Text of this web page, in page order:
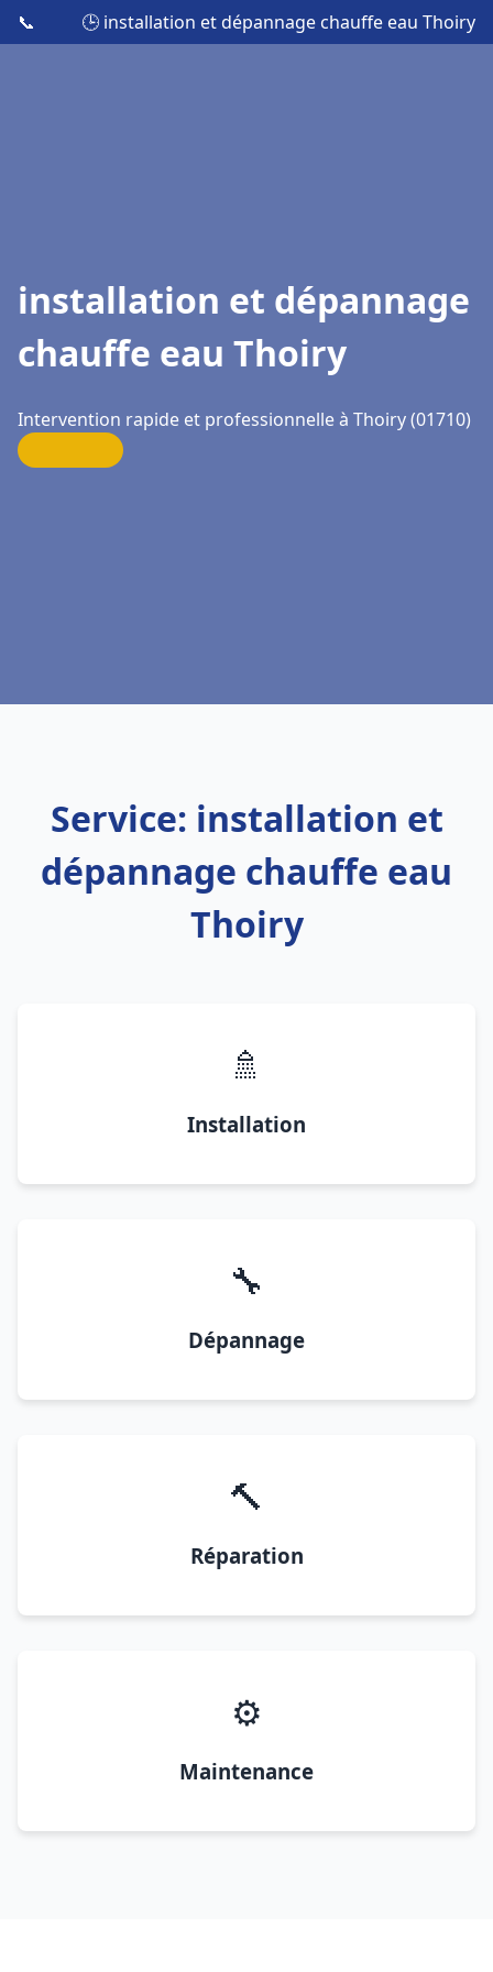
📞 🕒 installation et dépannage chauffe eau Thoiry
installation et dépannage
chauffe eau Thoiry
Intervention rapide et professionnelle à Thoiry (01710)
Service: installation et
dépannage chauffe eau
Thoiry
🚿
Installation
🔧
Dépannage
🔨
Réparation
⚙️
Maintenance